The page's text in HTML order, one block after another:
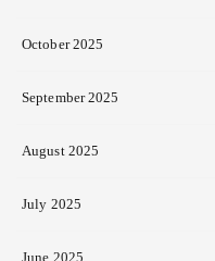
October 2025
September 2025
August 2025
July 2025
June 2025